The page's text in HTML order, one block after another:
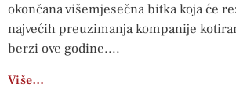
okončana višemjesečna bitka koja će
najvećih preuzimanja kompanije
berzi ove godine.
Više…